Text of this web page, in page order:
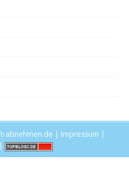
abnehmen.de | Impressum |